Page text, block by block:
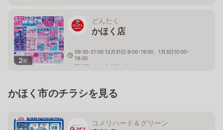
2枚
どんたく
かほく店
09:30-21:00 12月31日:9:00-19:00、1月3日10:00-
18:00
石川県かほく市木津ハ5-1
かほく市のチラシを見る
コメリハード＆グリーン